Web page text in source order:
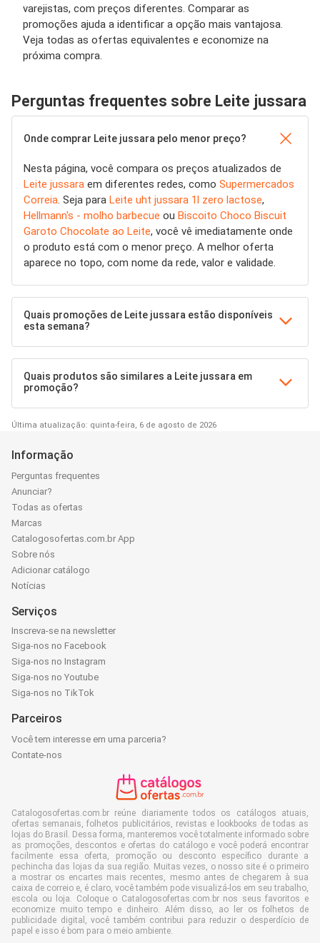
varejistas, com preços diferentes. Comparar as
promoções ajuda a identificar a opção mais vantajosa.
Veja todas as ofertas equivalentes e economize na
próxima compra.
Perguntas frequentes sobre Leite jussara
Onde comprar Leite jussara pelo menor preço?
Nesta página, você compara os preços atualizados de
Leite jussara em diferentes redes, como Supermercados
Correia . Seja para Leite uht jussara 1l zero lactose,
Hellmann's - molho barbecue ou Biscoito Choco Biscuit
Garoto Chocolate ao Leite, você vê imediatamente onde
o produto está com o menor preço. A melhor oferta
aparece no topo, com nome da rede, valor e validade.
Quais promoções de Leite jussara estão disponíveis
esta semana?
Quais produtos são similares a Leite jussara em
promoção?
Última atualização: quinta-feira, 6 de agosto de 2026
Informação
Perguntas frequentes
Anunciar?
Todas as ofertas
Marcas
Catalogosofertas.com.br App
Sobre nós
Adicionar catálogo
Notícias
Serviços
Inscreva-se na newsletter
Siga-nos no Facebook
Siga-nos no Instagram
Siga-nos no Youtube
Siga-nos no TikTok
Parceiros
Você tem interesse em uma parceria?
Contate-nos
Catalogosofertas.com.br reúne diariamente todos os catálogos atuais,
ofertas semanais, folhetos publicitários, revistas e lookbooks de todas as
lojas do Brasil. Dessa forma, manteremos você totalmente informado sobre
as promoções, descontos e ofertas do catálogo e você poderá encontrar
facilmente essa oferta, promoção ou desconto específico durante a
pechincha das lojas da sua região. Muitas vezes, o nosso site é o primeiro
a mostrar os encartes mais recentes, mesmo antes de chegarem à sua
caixa de correio e, é claro, você também pode visualizá-los em seu trabalho,
escola ou loja. Coloque o Catalogosofertas.com.br nos seus favoritos e
economize muito tempo e dinheiro. Além disso, ao ler os folhetos de
publicidade digital, você também contribui para reduzir o desperdício de
papel e isso é bom para o meio ambiente.